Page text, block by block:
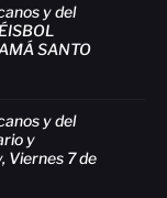
y del
SANTO
y del
y
Viernes 7 de